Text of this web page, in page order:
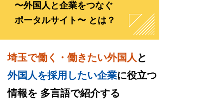
〜外国人と企業をつなぐ
ポータルサイト〜 とは？
埼玉で働く・働きたい外国人 と
外国人を採用したい企業に役立つ
情報を 多言語で紹介する